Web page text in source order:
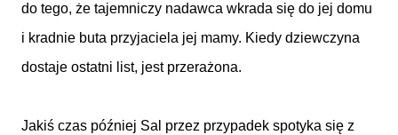
do tego, że tajemniczy nadawca wkrada się do jej domu
i kradnie buta przyjaciela jej mamy. Kiedy dziewczyna
dostaje ostatni list, jest przerażona.
Jakiś czas później Sal przez przypadek spotyka się z